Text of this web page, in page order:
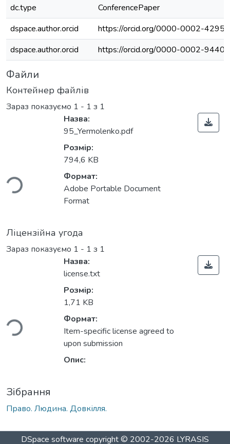
dc.type
ConferencePaper
dspace.author.orcid
https://orcid.org/0000-0002-
dspace.author.orcid
https://orcid.org/0000-0002-
Файли
Контейнер файлів
Зараз показуємо 1 - 1 з 1
Назва:
95_Yermolenko.pdf
Розмір:
794,6 KB
Формат:
Adobe Portable Document
Format
Ліцензійна угода
Зараз показуємо 1 - 1 з 1
Назва:
license.txt
Розмір:
1,71 KB
Формат:
Item-specific license agreed to
upon submission
Опис:
Зібрання
Право. Людина. Довкілля.
DSpace software copyright © 2002-2026 LYRASIS